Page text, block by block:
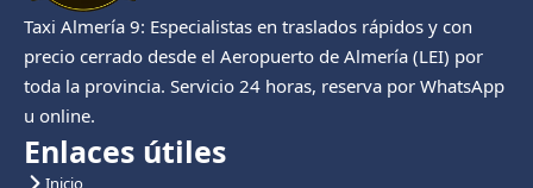
Taxi Almería 9: Especialistas en traslados rápidos y con
precio cerrado desde el Aeropuerto de Almería (LEI) por
toda la provincia. Servicio 24 horas, reserva por WhatsApp
u online.
Enlaces útiles
Inicio